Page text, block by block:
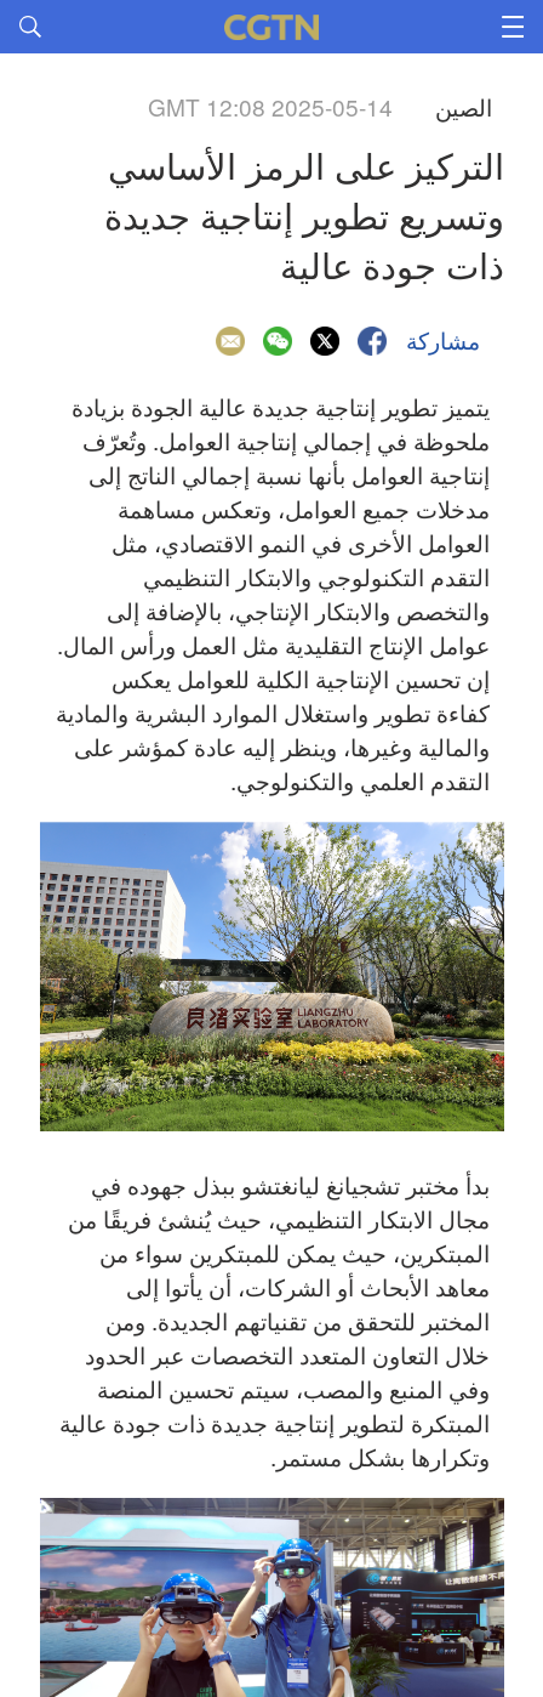
الصين GMT 12:08 2025-05-14
ذات جودة عالية
مشاركة
يتميز تطوير إنتاجية جديدة عالية الجودة بزيادة
ملحوظة في إجمالي إنتاجية العوامل. وتُعرّف
إنتاجية العوامل بأنها نسبة إجمالي الناتج إلى
مدخلات جميع العوامل، وتعكس مساهمة
العوامل الأخرى في النمو الاقتصادي، مثل
التقدم التكنولوجي والابتكار التنظيمي
والتخصص والابتكار الإنتاجي، بالإضافة إلى
عوامل الإنتاج التقليدية مثل العمل ورأس المال.
إن تحسين الإنتاجية الكلية للعوامل يعكس
كفاءة تطوير واستغلال الموارد البشرية والمادية
والمالية وغيرها، وينظر إليه عادة كمؤشر على
التقدم العلمي والتكنولوجي.
بدأ مختبر تشجيانغ ليانغتشو ببذل جهوده في
مجال الابتكار التنظيمي، حيث يُنشئ فريقًا من
المبتكرين، حيث يمكن للمبتكرين سواء من
معاهد الأبحاث أو الشركات، أن يأتوا إلى
المختبر للتحقق من تقنياتهم الجديدة. ومن
خلال التعاون المتعدد التخصصات عبر الحدود
وفي المنبع والمصب، سيتم تحسين المنصة
المبتكرة لتطوير إنتاجية جديدة ذات جودة عالية
وتكرارها بشكل مستمر.